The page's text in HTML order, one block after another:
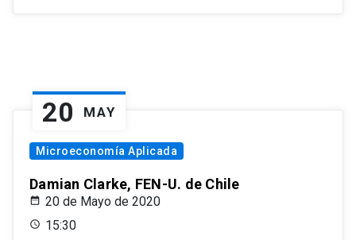
20 MAY
Microeconomía Aplicada
Damian Clarke, FEN-U. de Chile
20 de Mayo de 2020
15:30